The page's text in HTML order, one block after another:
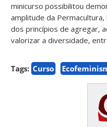
minicurso possibilitou
amplitude da
dos princípios de agregar,
valorizar a diversidade,
Tags: Curso